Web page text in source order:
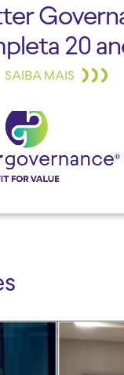
20
SAIBA MAIS